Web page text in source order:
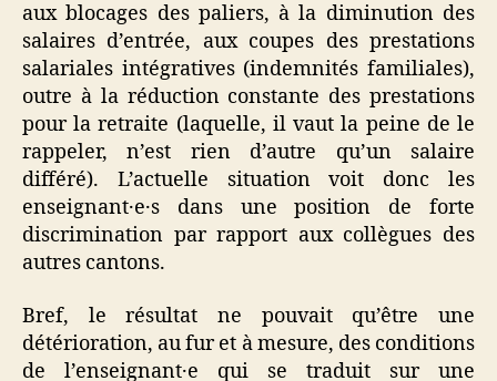
aux blocages des paliers, à la diminution des
salaires d’entrée, aux coupes des prestations
salariales intégratives (indemnités familiales),
outre à la réduction constante des prestations
pour la retraite (laquelle, il vaut la peine de le
rappeler, n’est rien d’autre qu’un salaire
différé). L’actuelle situation voit donc les
enseignant·e·s dans une position de forte
discrimination par rapport aux collègues des
autres cantons.
Bref, le résultat ne pouvait qu’être une
détérioration, au fur et à mesure, des conditions
de l’enseignant·e qui se traduit sur une